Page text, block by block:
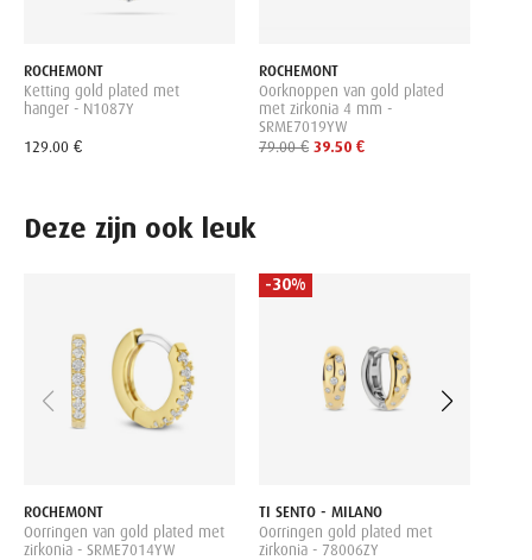
ROCHEMONT
Ketting gold plated met
hanger - N1087Y
129.00 €
ROCHEMONT
Oorknoppen van gold plated
met zirkonia 4 mm -
SRME7019YW
79.00 € 39.50 €
Deze zijn ook leuk
ROCHEMONT
Oorringen van gold plated met
zirkonia - SRME7014YW
-30%
TI SENTO - MILANO
Oorringen gold plated met
zirkonia - 78006ZY